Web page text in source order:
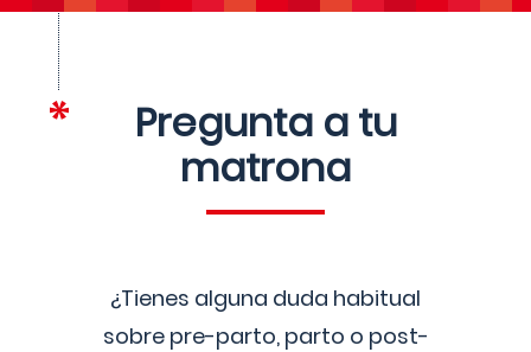
Pregunta a tu
matrona
¿Tienes alguna duda habitual
sobre pre-parto, parto o post-